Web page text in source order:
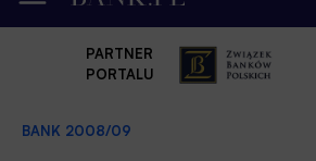
PARTNER
PORTALU
BANK 2008/09